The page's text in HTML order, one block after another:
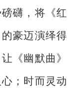
礴，将《红
豪迈演绎得
《幽默曲》
；时而灵动